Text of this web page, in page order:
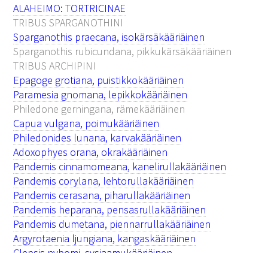
ALAHEIMO: TORTRICINAE
TRIBUS SPARGANOTHINI
Sparganothis praecana, isokärsäkääriäinen
Sparganothis rubicundana, pikkukärsäkääriäinen
TRIBUS ARCHIPINI
Epagoge grotiana, puistikkokääriäinen
Paramesia gnomana, lepikkokääriäinen
Philedone gerningana, rämekääriäinen
Capua vulgana, poimukääriäinen
Philedonides lunana, karvakääriäinen
Adoxophyes orana, okrakääriäinen
Pandemis cinnamomeana, kanelirullakääriäinen
Pandemis corylana, lehtorullakääriäinen
Pandemis cerasana, piharullakääriäinen
Pandemis heparana, pensasrullakääriäinen
Pandemis dumetana, piennarrullakääriäinen
Argyrotaenia ljungiana, kangaskääriäinen